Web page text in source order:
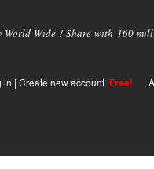
World Wide ! Share with 160
in | Create new account Free!